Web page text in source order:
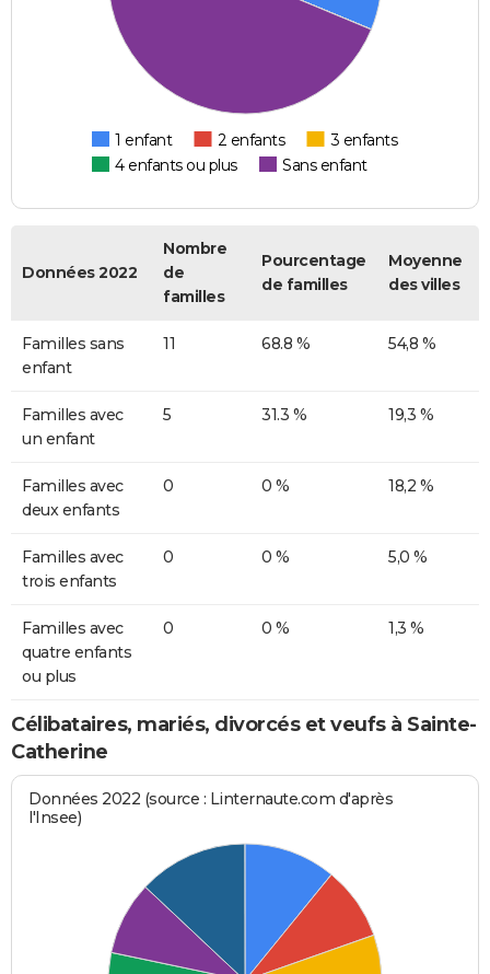
1 enfant 2 enfants
3 enfants
4 enfants ou plus
Sans enfant
Données 2022
Nombre
de
familles
Pourcentage
de familles
Moyenne
des villes
Familles sans
enfant
11 68.8 % 54,8 %
Familles avec
un enfant
5 31.3 % 19,3 %
Familles avec
deux enfants
0 0 % 18,2 %
Familles avec
trois enfants
0 0 % 5,0 %
Familles avec
quatre enfants
ou plus
0 0 % 1,3 %
Célibataires, mariés, divorcés et veufs à Sainte-
Catherine
Données 2022 (source : Linternaute.com d'après
l'Insee)